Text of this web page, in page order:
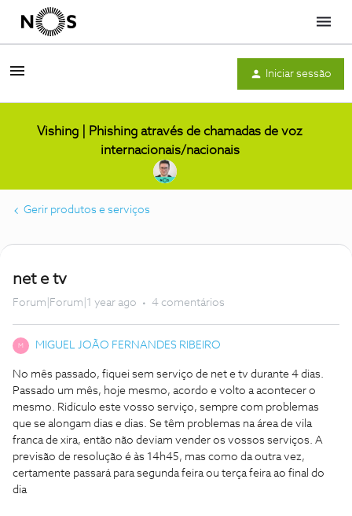
Menu
Iniciar sessão
Vishing | Phishing através de chamadas de voz
internacionais/nacionais
Gerir produtos e serviços
net e tv
Forum|Forum|1 year ago 4 comentários
M MIGUEL JOÃO FERNANDES RIBEIRO
No mês passado, fiquei sem serviço de net e tv durante 4 dias.
Passado um mês, hoje mesmo, acordo e volto a acontecer o
mesmo. Ridículo este vosso serviço, sempre com problemas
que se alongam dias e dias. Se têm problemas na área de vila
franca de xira, então não deviam vender os vossos serviços. A
previsão de resolução é às 14h45, mas como da outra vez,
certamente passará para segunda feira ou terça feira ao final do
dia